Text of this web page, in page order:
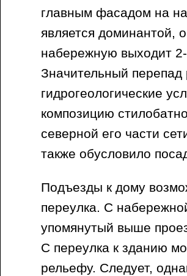
главным фасадом на
является доминантой,
набережную выходит
Значительный
гидрогеологические
композицию
северной его части
также обусловило
Подъезды к дому
переулка. С
упомянутый выше
С переулка к зданию
рельефу. Следует,